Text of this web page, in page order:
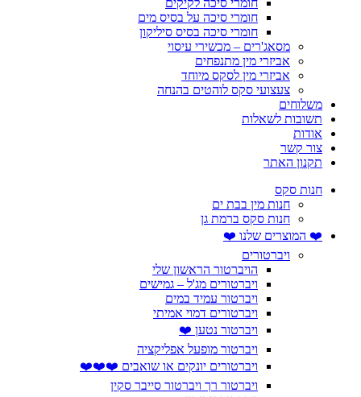
חומרי סיכה על בסיס מים
חומרי סיכה בסיס סיליקון
מסאג'רים – מכשירי עיסוי
אביזרי מין מתנפחים
אביזרי מין לסקס מיוחד
צעצועי סקס לוהטים בהנחה
משלוחים
תשובות לשאלות
אודות
צור קשר
תקנון האתר
חנות סקס
חנות מין בבת ים
חנות סקס ברמת גן
❤️ המוצרים שלנו ❤️
ויברטורים
הויברטור הראשון שלי
ויברטורים מג'ל – גמישים
ויברטור עמיד במים
ויברטורים דמוי אמיתי
ויברטור נטען ❤️
ויברטור מופעל אפליקציה
ויברטורים יונקים או שואבים ❤️❤️❤️
ויברטור רך ויברטור סייבר סקין